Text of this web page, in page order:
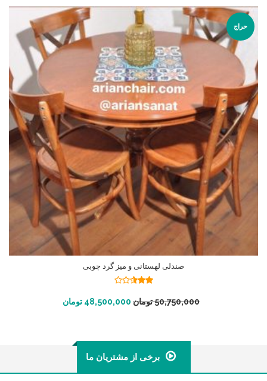
حراج
صندلی لهستانی و میز گرد چوبی
از 5
50,750,000تومان 48,500,000 تومان افزودن به سبد خرید
برخی از مشتریان ما